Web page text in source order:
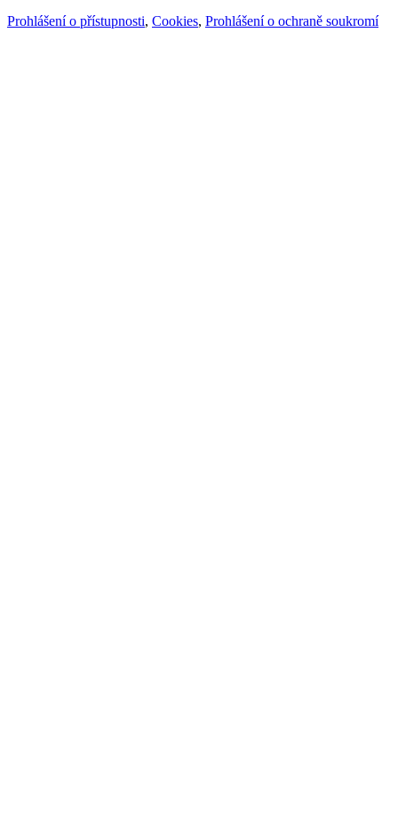
Prohlášení o přístupnosti, Cookies, Prohlášení o ochraně soukromí